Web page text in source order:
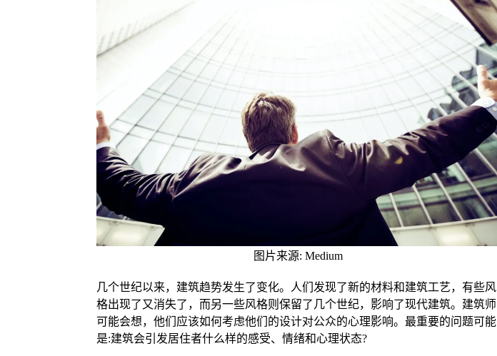
图片来源: Medium
几个世纪以来，建筑趋势发生了变化。人们发现了新的材料和建筑工艺，有些风
格出现了又消失了，而另一些风格则保留了几个世纪，影响了现代建筑。建筑师
可能会想，他们应该如何考虑他们的设计对公众的心理影响。最重要的问题可能
是:建筑会引发居住者什么样的感受、情绪和心理状态?